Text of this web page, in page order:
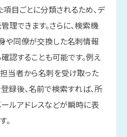
項目ごとに分類されるため、デ
理できます。さらに、検索機
や同僚が交換した名刺情報
認することも可能です。例え
担当者から名刺を受け取った
録後、名前で検索すれば、所
ルアドレスなどが瞬時に表
。